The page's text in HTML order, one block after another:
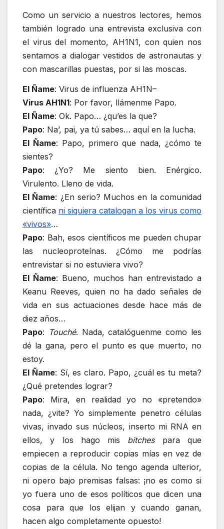
Como un servicio a nuestros lectores, hemos
también logrado una entrevista exclusiva con
el virus del momento, AH1N1, con quien nos
sentamos a dialogar vestidos de astronautas y
con mascarillas puestas, por si las moscas.
El Ñame: Virus de influenza AH1N–
Virus AH1N1: Por favor, llámenme Papo.
El Ñame: Ok. Papo… ¿qu’es la que?
Papo: Na’, pai, ya tú sabes… aquí en la lucha.
El Ñame: Papo, primero que nada, ¿cómo te
sientes?
Papo: ¿Yo? Me siento bien. Enérgico.
Virulento. Lleno de vida.
El Ñame: ¿En serio? Muchos en la comunidad
científica ni siquiera catalogan a los virus como
«vivos»…
Papo: Bah, esos científicos me pueden chupar
las nucleoproteínas. ¿Cómo me podrías
entrevistar si no estuviera vivo?
El Ñame: Bueno, muchos han entrevistado a
Keanu Reeves, quien no ha dado señales de
vida en sus actuaciones desde hace más de
diez años…
Papo: Touché. Nada, catalóguenme como les
dé la gana, pero el punto es que muerto, no
estoy.
El Ñame: Sí, es claro. Papo, ¿cuál es tu meta?
¿Qué pretendes lograr?
Papo: Mira, en realidad yo no «pretendo»
nada, ¿vite? Yo simplemente penetro células
vivas, invado sus núcleos, inserto mi RNA en
ellos, y los hago mis bitchespara que
empiecen a reproducir copias mías en vez de
copias de la célula. No tengo agenda ulterior,
ni opero bajo premisas falsas: ¡no es como si
yo fuera uno de esos políticos que dicen una
cosa para que los elijan y cuando ganan,
hacen algo completamente opuesto!